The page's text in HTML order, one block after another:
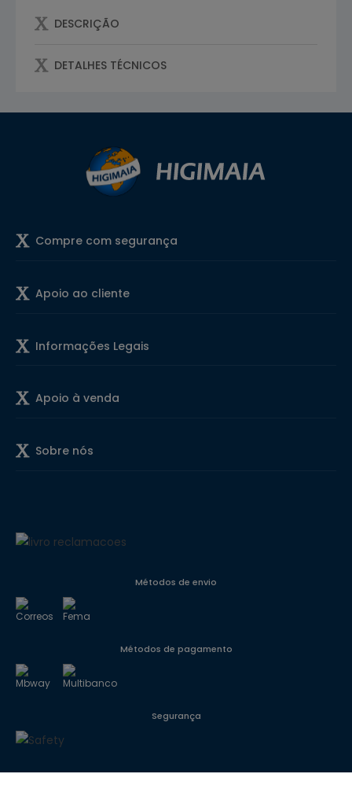
DESCRIÇÃO
DETALHES TÉCNICOS
Compre com segurança
Apoio ao cliente
Informações Legais
Apoio à venda
Sobre nós
Métodos de envio
Métodos de pagamento
Segurança
Siga-nos